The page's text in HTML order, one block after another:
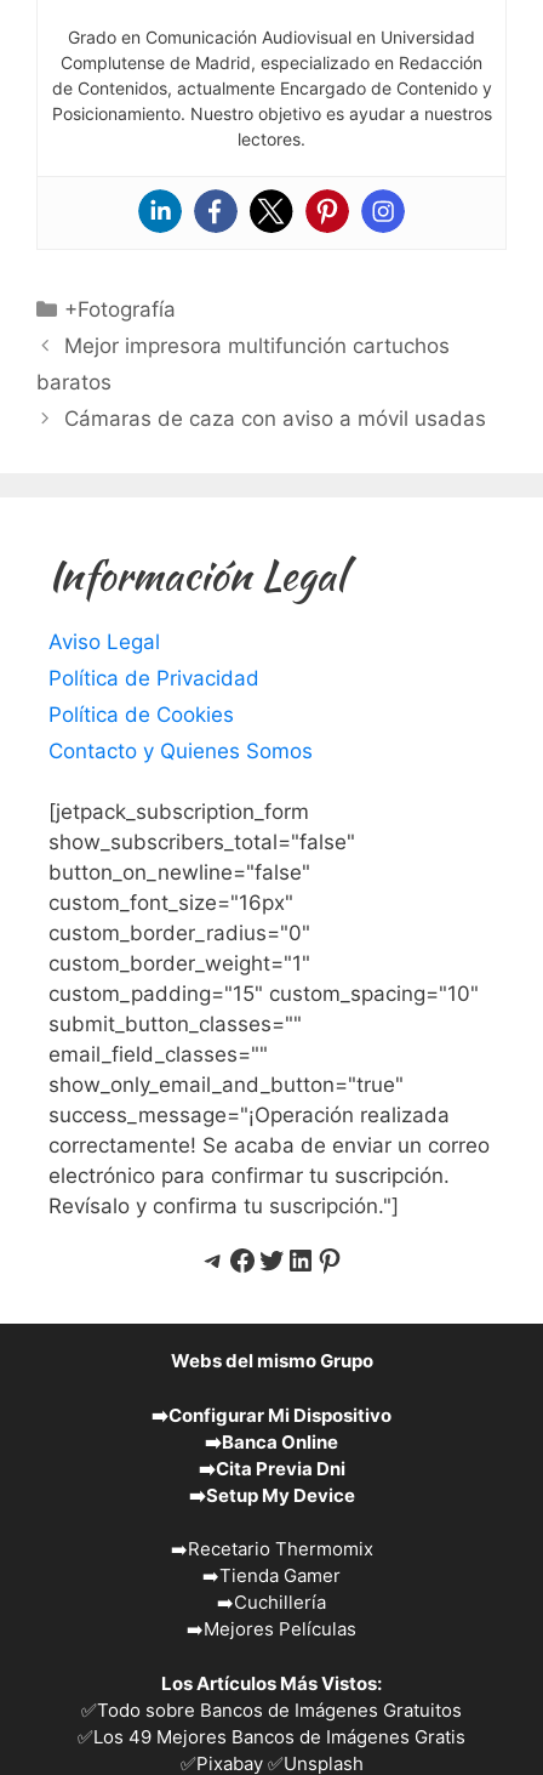
Grado en Comunicación Audiovisual en Universidad
Complutense de Madrid, especializado en Redacción
de Contenidos, actualmente Encargado de Contenido y
Posicionamiento. Nuestro objetivo es ayudar a nuestros
lectores.
Categorías
+Fotografía
Mejor impresora multifunción cartuchos
baratos
Cámaras de caza con aviso a móvil usadas
Información Legal
Aviso Legal
Política de Privacidad
Política de Cookies
Contacto y Quienes Somos
[jetpack_subscription_form
show_subscribers_total="false"
button_on_newline="false"
custom_font_size="16px"
custom_border_radius="0"
custom_border_weight="1"
custom_padding="15" custom_spacing="10"
submit_button_classes=""
email_field_classes=""
show_only_email_and_button="true"
success_message="¡Operación realizada
correctamente! Se acaba de enviar un correo
electrónico para confirmar tu suscripción.
Revísalo y confirma tu suscripción."]
Telegram
Facebook
Twitter
LinkedIn
Pinterest
Webs del mismo Grupo
➡️Configurar Mi Dispositivo
➡️Banca Online
➡️Cita Previa Dni
➡️Setup My Device
➡️Recetario Thermomix
➡️Tienda Gamer
➡️Cuchillería
➡️Mejores Películas
Los Artículos Más Vistos:
✅Todo sobre Bancos de Imágenes Gratuitos
✅Los 49 Mejores Bancos de Imágenes Gratis
✅Pixabay ✅Unsplash